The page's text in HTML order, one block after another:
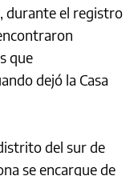
, durante el registro
que
dejó la Casa
del sur de
se encargue de